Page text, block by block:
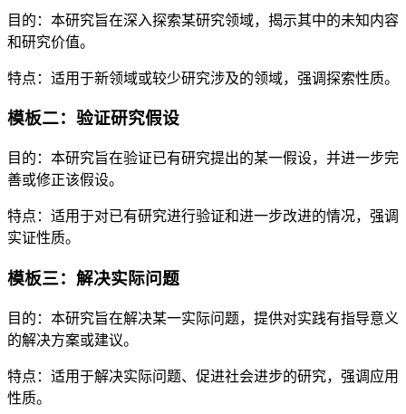
目的：本研究旨在深入探索某研究领域，揭示其中的未知内容
和研究价值。
特点：适用于新领域或较少研究涉及的领域，强调探索性质。
模板二：验证研究假设
目的：本研究旨在验证已有研究提出的某一假设，并进一步完
善或修正该假设。
特点：适用于对已有研究进行验证和进一步改进的情况，强调
实证性质。
模板三：解决实际问题
目的：本研究旨在解决某一实际问题，提供对实践有指导意义
的解决方案或建议。
特点：适用于解决实际问题、促进社会进步的研究，强调应用
性质。